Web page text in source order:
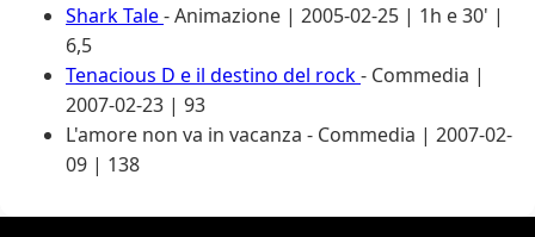
Shark Tale- Animazione | 2005-02-25 | 1h e 30' |
6,5
Tenacious D e il destino del rock- Commedia |
2007-02-23 | 93
L'amore non va in vacanza - Commedia | 2007-02-
09 | 138